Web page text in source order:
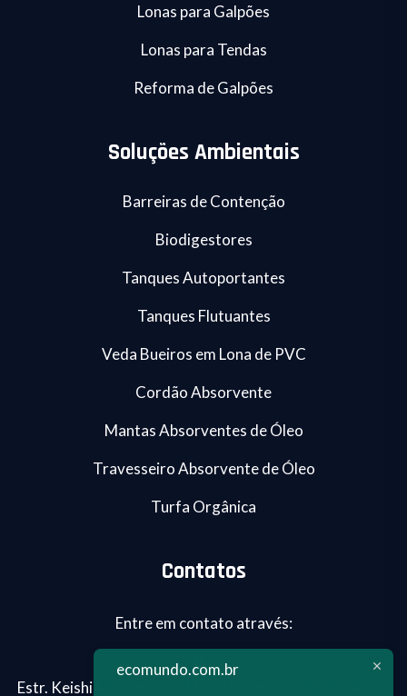
Lonas para Galpões
Lonas para Tendas
Reforma de Galpões
Soluções Ambientais
Barreiras de Contenção
Biodigestores
Tanques Autoportantes
Tanques Flutuantes
Veda Bueiros em Lona de PVC
Cordão Absorvente
Mantas Absorventes de Óleo
Travesseiro Absorvente de Óleo
Turfa Orgânica
Contatos
Entre em contato através:
Estr. Keishi Matsumoto, 462 - Jd.Tomé, Embu das Artes
ecomundo.com.br